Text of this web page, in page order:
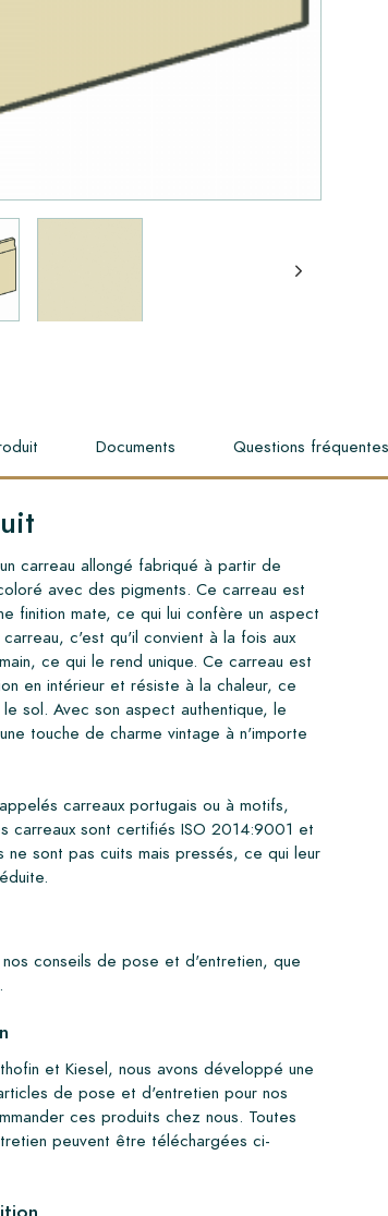
Documents Questions fréquentes
carreau allongé fabriqué à partir de
avec des pigments. Ce carreau est
finition mate, ce qui lui confère un aspect
c'est qu'il convient à la fois aux
ce qui le rend unique. Ce carreau est
en intérieur et résiste à la chaleur, ce
sol. Avec son aspect authentique, le
touche de charme vintage à n'importe
carreaux portugais ou à motifs,
carreaux sont certifiés ISO 2014:9001 et
ne sont pas cuits mais pressés, ce qui leur
conseils de pose et d'entretien, que
et Kiesel, nous avons développé une
de pose et d'entretien pour nos
ces produits chez nous. Toutes
peuvent être téléchargées ci-